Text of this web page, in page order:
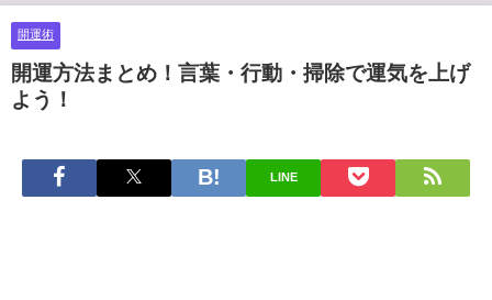
開運術
開運方法まとめ！言葉・行動・掃除で運気を上げ
よう！
LINE